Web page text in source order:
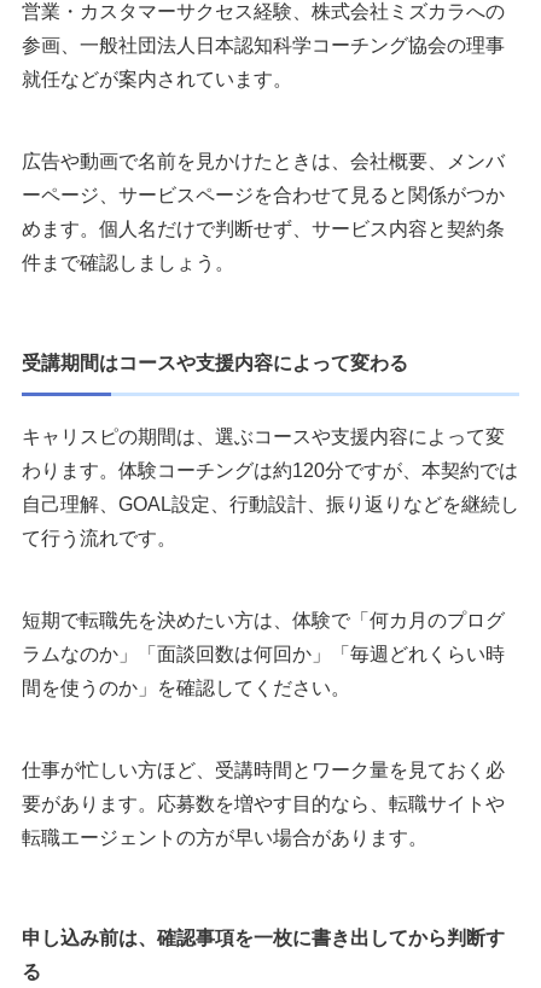
営業・カスタマーサクセス経験、株式会社ミズカラへの
参画、一般社団法人日本認知科学コーチング協会の理事
就任などが案内されています。
広告や動画で名前を見かけたときは、会社概要、メンバ
ーページ、サービスページを合わせて見ると関係がつか
めます。個人名だけで判断せず、サービス内容と契約条
件まで確認しましょう。
受講期間はコースや支援内容によって変わる
キャリスピの期間は、選ぶコースや支援内容によって変
わります。体験コーチングは約120分ですが、本契約では
自己理解、GOAL設定、行動設計、振り返りなどを継続し
て行う流れです。
短期で転職先を決めたい方は、体験で「何カ月のプログ
ラムなのか」「面談回数は何回か」「毎週どれくらい時
間を使うのか」を確認してください。
仕事が忙しい方ほど、受講時間とワーク量を見ておく必
要があります。応募数を増やす目的なら、転職サイトや
転職エージェントの方が早い場合があります。
申し込み前は、確認事項を一枚に書き出してから判断す
る